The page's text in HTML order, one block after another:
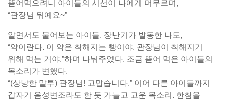
뜯어먹으려니 아이들의 시선이 나에게 머무르며,
“관장님 뭐예요~”
알면서도 물어보는 아이들. 장난기가 발동한 나도,
“약이란다. 이 약은 착해지는 빵이야. 관장님이 착해지기
위해 먹는 거야.”하며 나눠주었다. 조금 뜯어 먹은 아이들의
목소리가 변했다.
“(상냥한 말투) 관장님! 고맙습니다.” 이어 다른 아이들까지
갑자기 음성변조라도 한 듯 가늘고 고운 목소리. 한참을